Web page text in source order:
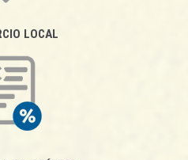
LOCAL